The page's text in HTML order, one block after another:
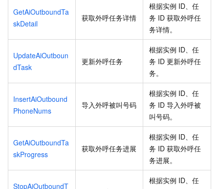
GetAiOutboundTa
skDetail
获取外呼任务详情
根据实例 ID、任
务 ID 获取外呼任
务详情。
UpdateAiOutboun
dTask
更新外呼任务
根据实例 ID、任
务 ID 更新外呼任
务。
InsertAiOutbound
PhoneNums
导入外呼被叫号码
根据实例 ID、任
务 ID 导入外呼被
叫号码。
GetAiOutboundTa
skProgress
获取外呼任务进展
根据实例 ID、任
务 ID 获取外呼任
务进展。
StopAiOutboundT
根据实例 ID、任